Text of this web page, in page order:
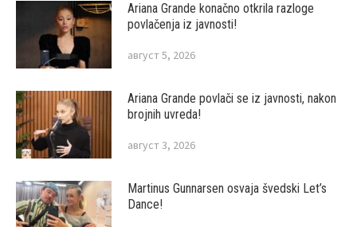
Ariana Grande konačno otkrila razloge
povlačenja iz javnosti!
август 5, 2026
Ariana Grande povlači se iz javnosti, nakon
brojnih uvreda!
август 3, 2026
Martinus Gunnarsen osvaja švedski Let’s
Dance!